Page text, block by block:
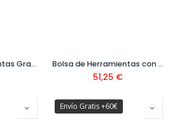
Bolsa de Herramientas Gran Abertura FatMax Ref. FMST1-71180 Bolsa de Herramientas con Estructura Rigida Ref. 1-79-213
51,25 €
Envío Gratis +60€